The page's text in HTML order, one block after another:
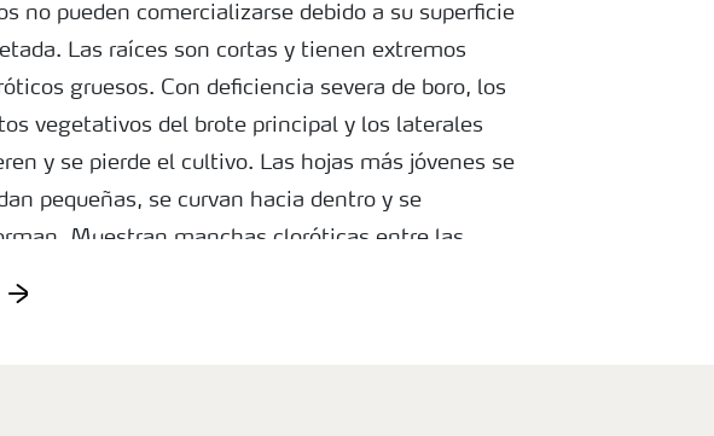
no pueden comercializarse debido a su superficie
Las raíces son cortas y tienen extremos
gruesos. Con deficiencia severa de boro, los
vegetativos del brote principal y los laterales
y se pierde el cultivo. Las hojas más jóvenes se
pequeñas, se curvan hacia dentro y se
Muestran manchas cloróticas entre las